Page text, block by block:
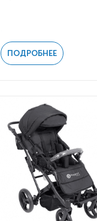
ПОДРОБНЕЕ